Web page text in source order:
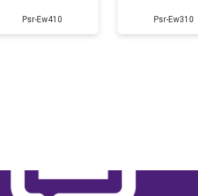
1000 ₽
Psr-Ew410 Psr-Ew310